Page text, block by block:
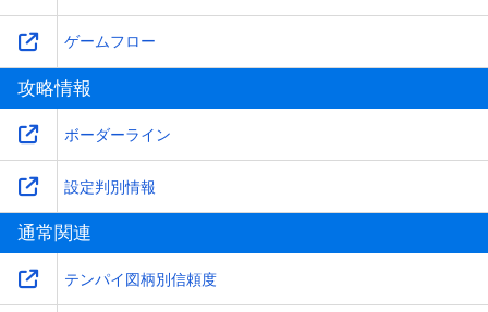
ゲームフロー
攻略情報
ボーダーライン
設定判別情報
通常関連
テンパイ図柄別信頼度